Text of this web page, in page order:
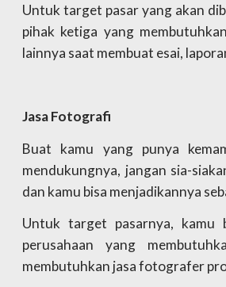
Untuk target pasar yang akan
pihak ketiga yang
lainnya saat membuat esai,
Jasa Fotografi
Buat kamu yang punya
mendukungnya, jangan sia-
dan kamu bisa menjadikannya
Untuk target pasarnya, kamu
perusahaan yang
membutuhkan jasa fotografer